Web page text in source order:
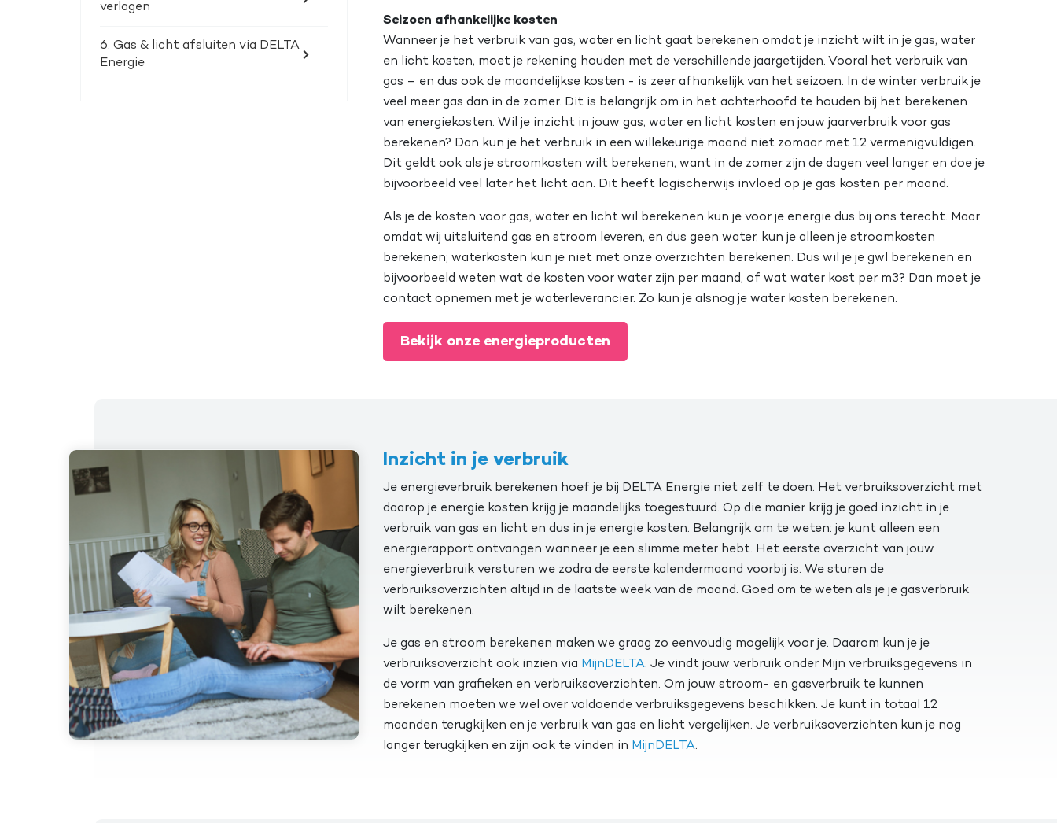
verlagen
6. Gas & licht afsluiten via DELTA
Energie
Seizoen afhankelijke kosten
Wanneer je het verbruik van gas, water en licht gaat berekenen omdat je inzicht wilt in je gas, water
en licht kosten, moet je rekening houden met de verschillende jaargetijden. Vooral het verbruik van
gas – en dus ook de maandelijkse kosten - is zeer afhankelijk van het seizoen. In de winter verbruik je
veel meer gas dan in de zomer. Dit is belangrijk om in het achterhoofd te houden bij het berekenen
van energiekosten. Wil je inzicht in jouw gas, water en licht kosten en jouw jaarverbruik voor gas
berekenen? Dan kun je het verbruik in een willekeurige maand niet zomaar met 12 vermenigvuldigen.
Dit geldt ook als je stroomkosten wilt berekenen, want in de zomer zijn de dagen veel langer en doe je
bijvoorbeeld veel later het licht aan. Dit heeft logischerwijs invloed op je gas kosten per maand.
Als je de kosten voor gas, water en licht wil berekenen kun je voor je energie dus bij ons terecht. Maar
omdat wij uitsluitend gas en stroom leveren, en dus geen water, kun je alleen je stroomkosten
berekenen; waterkosten kun je niet met onze overzichten berekenen. Dus wil je je gwl berekenen en
bijvoorbeeld weten wat de kosten voor water zijn per maand, of wat water kost per m3? Dan moet je
contact opnemen met je waterleverancier. Zo kun je alsnog je water kosten berekenen.
Bekijk onze energieproducten
Inzicht in je verbruik
Je energieverbruik berekenen hoef je bij DELTA Energie niet zelf te doen. Het verbruiksoverzicht met
daarop je energie kosten krijg je maandelijks toegestuurd. Op die manier krijg je goed inzicht in je
verbruik van gas en licht en dus in je energie kosten. Belangrijk om te weten: je kunt alleen een
energierapport ontvangen wanneer je een slimme meter hebt. Het eerste overzicht van jouw
energieverbruik versturen we zodra de eerste kalendermaand voorbij is. We sturen de
verbruiksoverzichten altijd in de laatste week van de maand. Goed om te weten als je je gasverbruik
wilt berekenen.
Je gas en stroom berekenen maken we graag zo eenvoudig mogelijk voor je. Daarom kun je je
verbruiksoverzicht ook inzien via MijnDELTA. Je vindt jouw verbruik onder Mijn verbruiksgegevens in
de vorm van grafieken en verbruiksoverzichten. Om jouw stroom- en gasverbruik te kunnen
berekenen moeten we wel over voldoende verbruiksgegevens beschikken. Je kunt in totaal 12
maanden terugkijken en je verbruik van gas en licht vergelijken. Je verbruiksoverzichten kun je nog
langer terugkijken en zijn ook te vinden in MijnDELTA.